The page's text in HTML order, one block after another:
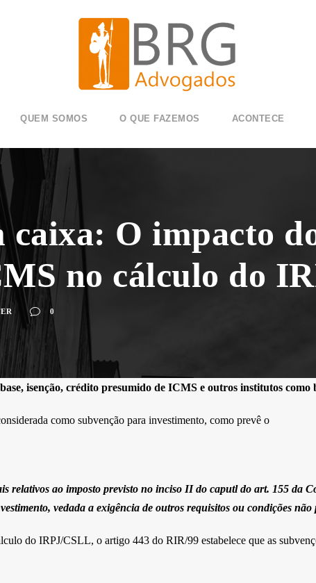
QUEM SOMOS O QUE FAZEMOS ACONTECE
O impacto
no cálculo do
0
isenção, crédito presumido de ICMS e outros institutos como
como subvenção para investimento, como prevê o
relativos ao imposto previsto no inciso II do caputl do art. 155 da
vedada a exigência de outros requisitos ou condições não
do IRPJ/CSLL, o artigo 443 do RIR/99 estabelece que as